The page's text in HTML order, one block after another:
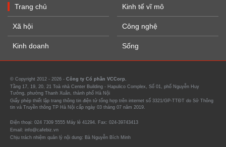
Trang chủ
Xã hội
Kinh doanh
Kinh tế vĩ mô
Công nghệ
Sống
© Copyright 2012 - 2026 - Công ty Cổ phần VCCorp.
Tầng 17, 19, 20, 21 Toà nhà Center Building - Hapulico Complex, Số 01, phố Nguyễn Huy
Tưởng, phường Thanh Xuân, thành phố Hà Nội
Giấy phép thiết lập trang thông tin điện tử tổng hợp trên internet số 3321/GP-TTĐT do Sở Thông
tin và Truyền thông TP Hà Nội cấp ngày 03 tháng 07 năm 2019.
Điện thoại: 024 7309 5555 Máy lẻ 41294. Fax: 024-39743413
Email: info@cafebiz.vn
Chịu trách nhiệm quản lý nội dung: Bà Nguyễn Bích Minh